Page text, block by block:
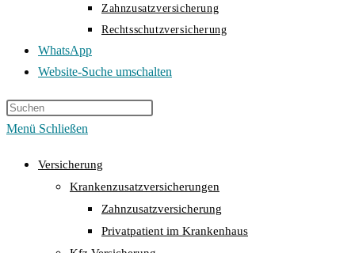
Zahnzusatzversicherung
Rechtsschutzversicherung
WhatsApp
Website-Suche umschalten
Menü Schließen
Versicherung
Krankenzusatzversicherungen
Zahnzusatzversicherung
Privatpatient im Krankenhaus